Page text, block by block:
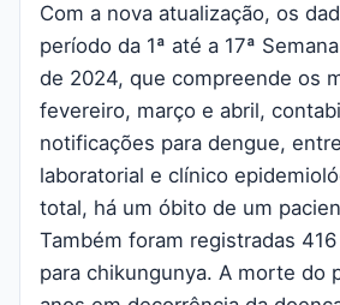
Com a nova atualização, os
período da 1ª até a 17ª
de 2024, que compreende os
fevereiro, março e abril,
notificações para dengue,
laboratorial e clínico
total, há um óbito de um
Também foram registradas
para chikungunya. A morte do